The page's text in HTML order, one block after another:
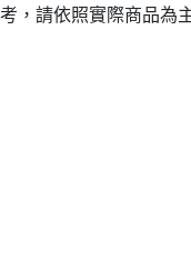
，請依照實際商品為